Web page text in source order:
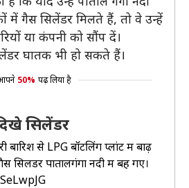
में गैस सिलेंडर मिलते हैं, तो वे उन्हें
या कंपनी को सौंप दें।
घातक भी हो सकते हैं।
50% पढ़ लिया है
सिलेंडर
बारिश से LPG बॉटलिंग प्लांट में बाढ़
सिलेंडर पातालगंगा नदी में बह गए।